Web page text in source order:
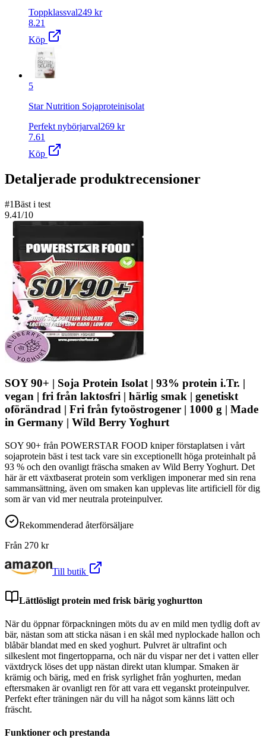
Toppklassval249 kr
8.21
Köp
5
Star Nutrition Sojaproteinisolat
Perfekt nybörjarval269 kr
7.61
Köp
Detaljerade produktrecensioner
#1Bäst i test
9.41/10
SOY 90+ | Soja Protein Isolat | 93% protein i.Tr. |
vegan | fri från laktosfri | härlig smak | genetiskt
oförändrad | Fri från fytoöstrogener | 1000 g | Made
in Germany | Wild Berry Yoghurt
SOY 90+ från POWERSTAR FOOD kniper förstaplatsen i vårt
sojaprotein bäst i test tack vare sin exceptionellt höga proteinhalt på
93 % och den ovanligt fräscha smaken av Wild Berry Yoghurt. Det
här är ett växtbaserat protein som verkligen imponerar med sin rena
sammansättning, även om smaken kan upplevas lite artificiell för dig
som är van vid mer neutrala proteinpulver.
Rekommenderad återförsäljare
Från 270 kr
Till butik
Lättlösligt protein med frisk bärig yoghurtton
När du öppnar förpackningen möts du av en mild men tydlig doft av
bär, nästan som att sticka näsan i en skål med nyplockade hallon och
blåbär blandat med en sked yoghurt. Pulvret är ultrafint och
silkeslent mot fingertopparna, och när du vispar ner det i vatten eller
växtdryck löses det upp nästan direkt utan klumpar. Smaken är
krämig och bärig, med en frisk syrlighet från yoghurten, medan
eftersmaken är ovanligt ren för att vara ett veganskt proteinpulver.
Perfekt efter träningen när du vill ha något som känns lätt och
fräscht.
Funktioner och prestanda